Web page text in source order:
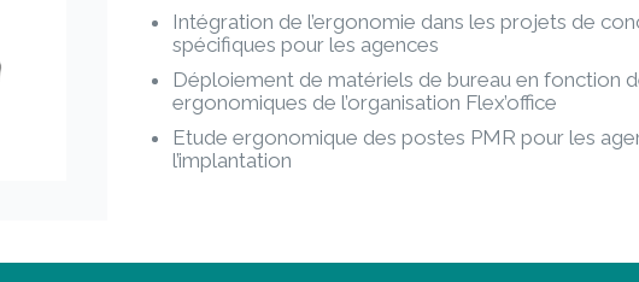
Intégration de l’ergonomie dans les projets de
spécifiques pour les agences
Déploiement de matériels de bureau en fonction
ergonomiques de l’organisation Flex’office
Etude ergonomique des postes PMR pour les
l’implantation